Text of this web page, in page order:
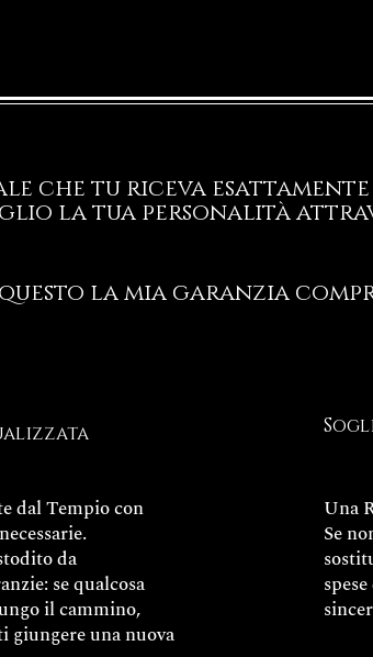
che tu riceva
la tua personalità
la mia garanzia
dal Tempio con
da
se qualcosa
il cammino,
giungere una nuova
Una
Se